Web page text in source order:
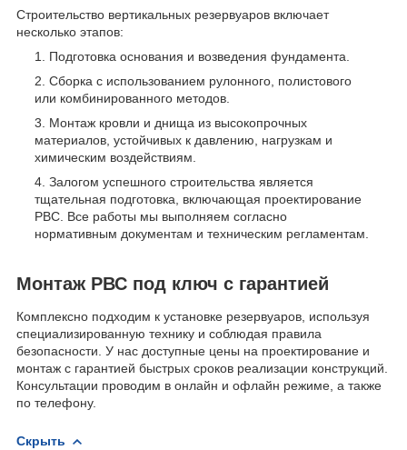
Строительство вертикальных резервуаров включает
несколько этапов:
Подготовка основания и возведения фундамента.
Сборка с использованием рулонного, полистового
или комбинированного методов.
Монтаж кровли и днища из высокопрочных
материалов, устойчивых к давлению, нагрузкам и
химическим воздействиям.
Залогом успешного строительства является
тщательная подготовка, включающая проектирование
РВС. Все работы мы выполняем согласно
нормативным документам и техническим регламентам.
Монтаж РВС под ключ с гарантией
Комплексно подходим к установке резервуаров, используя
специализированную технику и соблюдая правила
безопасности. У нас доступные цены на проектирование и
монтаж с гарантией быстрых сроков реализации конструкций.
Консультации проводим в онлайн и офлайн режиме, а также
по телефону.
Скрыть